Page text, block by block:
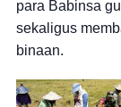
para Babinsa
sekaligus
binaan.